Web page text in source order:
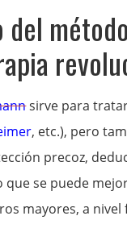
del
sirve para
, etc.), pero
precoz,
que se puede
mayores, a nivel